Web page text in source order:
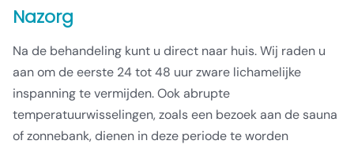
Nazorg
Na de behandeling kunt u direct naar huis. Wij raden u
aan om de eerste 24 tot 48 uur zware lichamelijke
inspanning te vermijden. Ook abrupte
temperatuurwisselingen, zoals een bezoek aan de sauna
of zonnebank, dienen in deze periode te worden